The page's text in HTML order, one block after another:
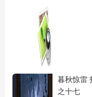
暮秋惊雷
之十七